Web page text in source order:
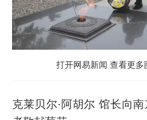
打开网易新闻 查看更多
克莱贝尔·阿胡尔 馆长向